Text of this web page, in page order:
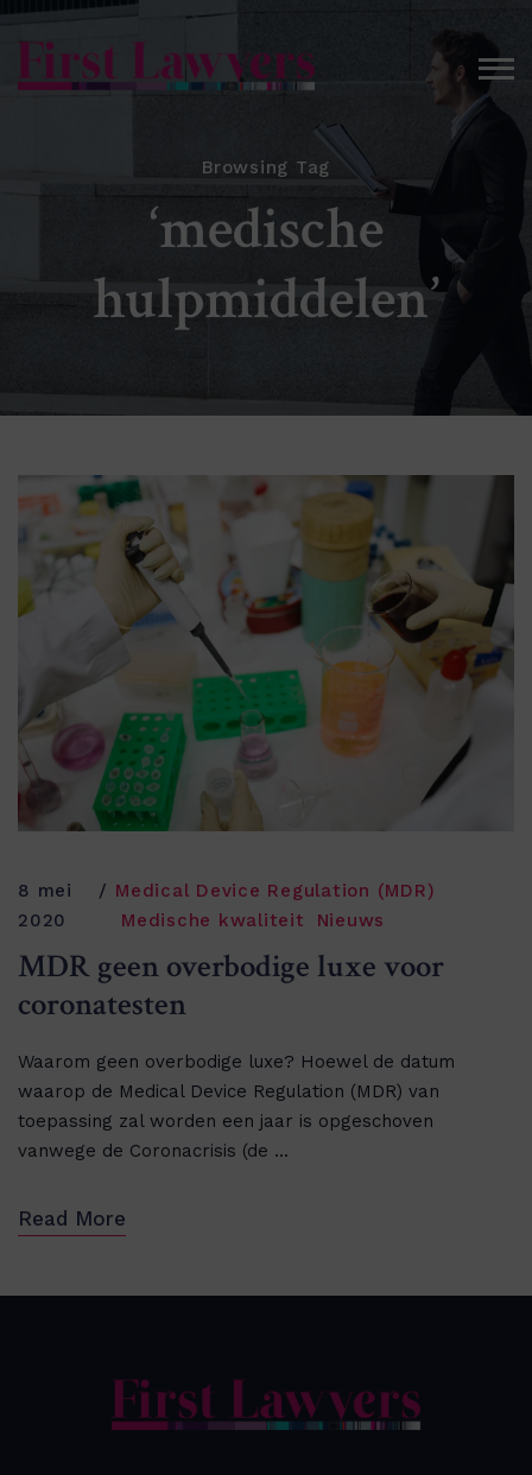
Browsing Tag
‘medische
hulpmiddelen’
8 mei
2020
Medical Device Regulation (MDR)
Medische kwaliteit
Nieuws
MDR geen overbodige luxe voor
coronatesten
Waarom geen overbodige luxe? Hoewel de datum
waarop de Medical Device Regulation (MDR) van
toepassing zal worden een jaar is opgeschoven
vanwege de Coronacrisis (de ...
Read More